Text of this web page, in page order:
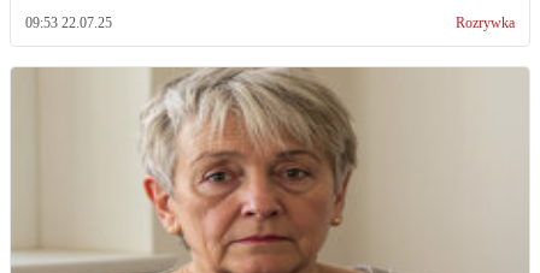
09:53 22.07.25 Rozrywka